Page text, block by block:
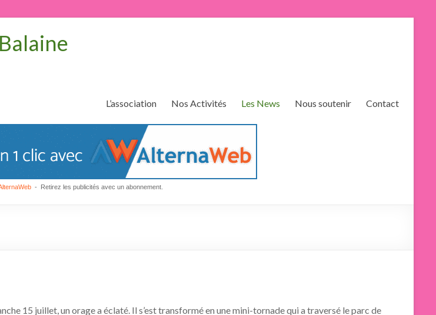
L’association Nos Activités Les News Nous soutenir Contact
- Retirez les publicités avec un abonnement.
15 juillet, un orage a éclaté. Il s’est transformé en une mini-tornade qui a traversé le parc de